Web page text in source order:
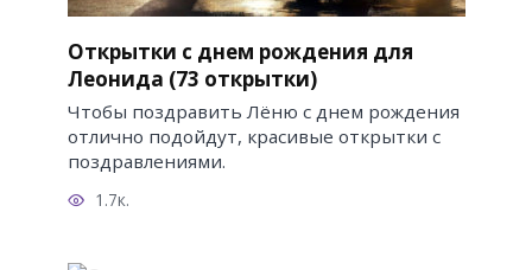
Открытки с днем рождения для
Леонида (73 открытки)
Чтобы поздравить Лёню с днем рождения
отлично подойдут, красивые открытки с
поздравлениями.
1.7к.